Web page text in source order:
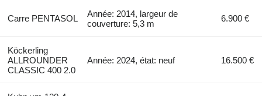
Carre PENTASOL
Année: 2014, largeur de
couverture: 5,3 m
6.900 €
Köckerling
ALLROUNDER
CLASSIC 400 2.0
Année: 2024, état: neuf 16.500 €